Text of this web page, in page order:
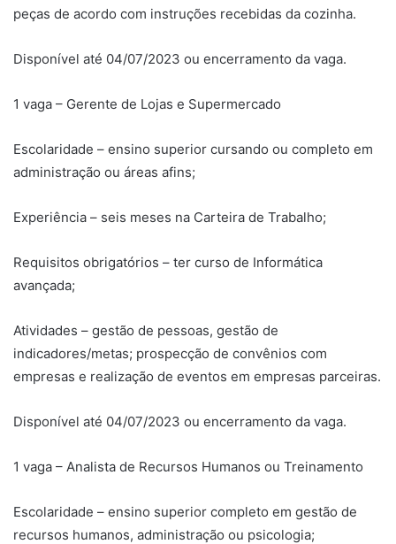
peças de acordo com instruções recebidas da cozinha.
Disponível até 04/07/2023 ou encerramento da vaga.
1 vaga – Gerente de Lojas e Supermercado
Escolaridade – ensino superior cursando ou completo em
administração ou áreas afins;
Experiência – seis meses na Carteira de Trabalho;
Requisitos obrigatórios – ter curso de Informática
avançada;
Atividades – gestão de pessoas, gestão de
indicadores/metas; prospecção de convênios com
empresas e realização de eventos em empresas parceiras.
Disponível até 04/07/2023 ou encerramento da vaga.
1 vaga – Analista de Recursos Humanos ou Treinamento
Escolaridade – ensino superior completo em gestão de
recursos humanos, administração ou psicologia;